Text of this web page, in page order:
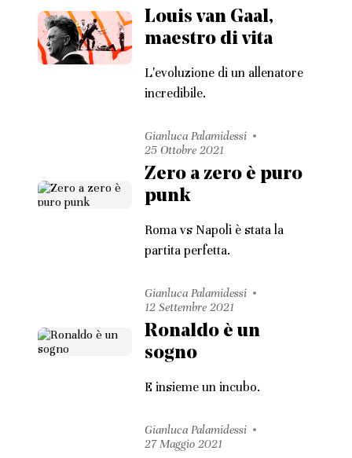
Louis van Gaal,
maestro di vita
L'evoluzione di un allenatore
incredibile.
Gianluca Palamidessi
25 Ottobre 2021
Zero a zero è puro
punk
Roma vs Napoli è stata la
partita perfetta.
Gianluca Palamidessi
12 Settembre 2021
Ronaldo è un
sogno
E insieme un incubo.
Gianluca Palamidessi
27 Maggio 2021